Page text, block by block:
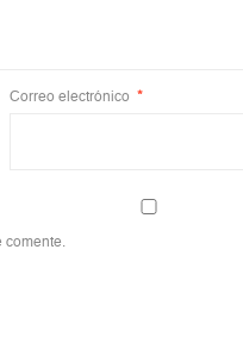
Correo electrónico *
comente.